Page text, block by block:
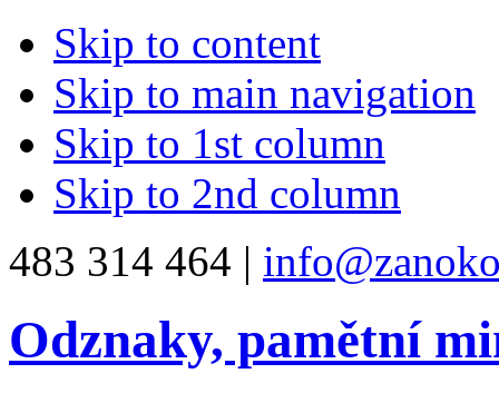
Skip to content
Skip to main navigation
Skip to 1st column
Skip to 2nd column
483 314 464 |
Odznaky, pamětní